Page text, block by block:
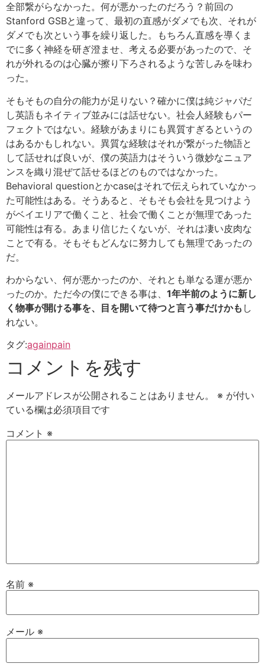
全部繋がらなかった。何が悪かったのだろう？前回の
Stanford GSBと違って、最初の直感がダメでも次、それが
ダメでも次という事を繰り返した。もちろん直感を導くま
でに多く神経を研ぎ澄ませ、考える必要があったので、そ
れが外れるのは心臓が擦り下ろされるような苦しみを味わ
った。
そもそもの自分の能力が足りない？確かに僕は純ジャパだ
し英語もネイティブ並みには話せない。社会人経験もパー
フェクトではない。経験があまりにも異質すぎるというの
はあるかもしれない。異質な経験はそれが繋がった物語と
して話せれば良いが、僕の英語力はそういう微妙なニュア
ンスを織り混ぜて話せるほどのものではなかった。
Behavioral questionとかcaseはそれで伝えられていなかっ
た可能性はある。そうあると、そもそも会社を見つけよう
がベイエリアで働くこと、社会で働くことが無理であった
可能性は有る。あまり信じたくないが、それは凄い皮肉な
ことで有る。そもそもどんなに努力しても無理であったの
だ。
わからない、何が悪かったのか、それとも単なる運が悪か
ったのか。ただ今の僕にできる事は、 1年半前のように新し
く物事が開ける事を、目を開いて待つと言う事だけかも し
れない。
タグ:againpain
コメントを残す
メールアドレスが公開されることはありません。 ※ が付い
ている欄は必須項目です
コメント ※
名前 ※
メール ※